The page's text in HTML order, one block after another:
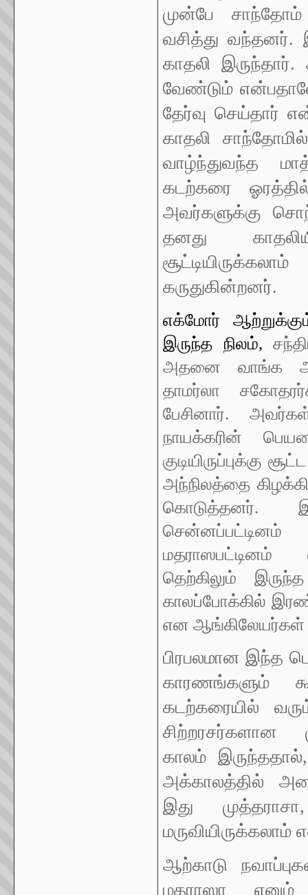
முன்பே சாந்தோம்
வசித்து வந்தனர்.
காதலி
வேண்டும்
தேர்வு செய்தார்
காதலி
வாழ்ந்துவந்த
கடற்கரை
அவர்களுக்கு
தனது
கருதுகின்றனர்.
எக்மோர்
இருந்த நிலம்,
அதனை வாங்க
தாமர்லா
பேசினார்.
நாயக்கரின்
குடியிருப்புக்கு
அந்நிலத்தை
கொடுத்தனர்.
மதராஸபட்டினம்
தெற்கிலும்
காலப்போக்கில்
என
பிரபலமான இந்த
காரணங்களும்
கடற்கரையில்
காலம்
அக்காலத்தில்
இது
மருவியிருக்கலாம்
ஆற்காடு
மதராஸா